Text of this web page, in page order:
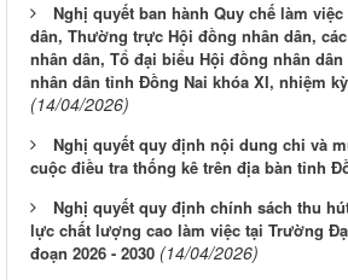
Nghị quyết ban hành Quy chế làm
dân, Thường trực Hội đồng nhân dân,
nhân dân, Tổ đại biểu Hội đồng nhân
nhân dân tỉnh Đồng Nai khóa XI, nhiệm kỳ
(14/04/2026)
Nghị quyết quy định nội dung chi và
cuộc điều tra thống kê trên địa bàn tỉnh
Nghị quyết quy định chính sách thu
lực chất lượng cao làm việc tại Trường
đoạn 2026 - 2030 (14/04/2026)